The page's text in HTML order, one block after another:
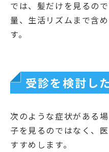
では、髪だけを見るの
量、生活リズムまで含
す。
受診を検討し
次のような症状がある
子を見るのではなく、
すすめします。